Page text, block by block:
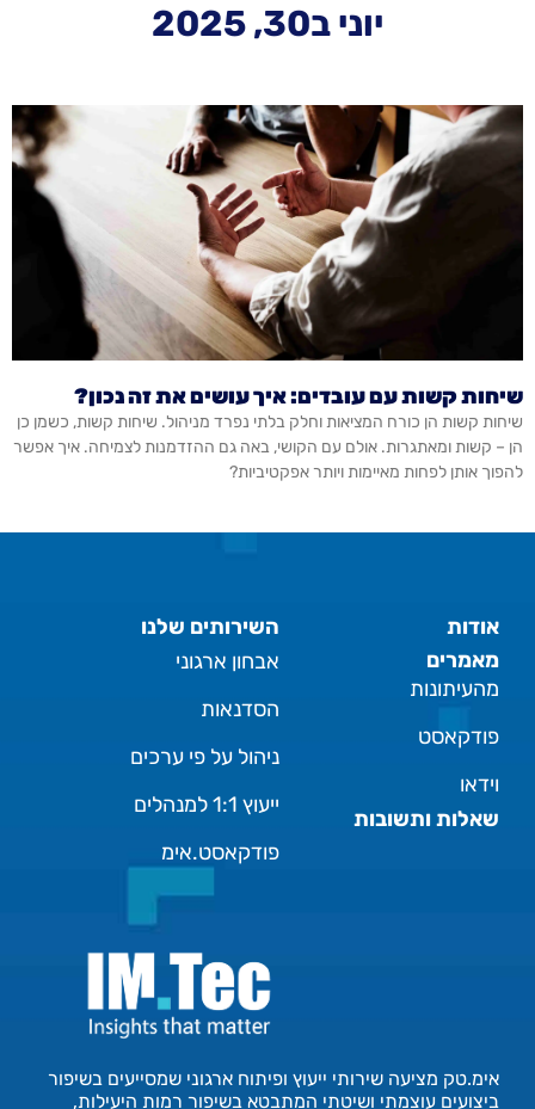
יוני ב30, 2025
שיחות קשות עם עובדים: איך עושים את זה נכון?
שיחות קשות הן כורח המציאות וחלק בלתי נפרד מניהול. שיחות קשות, כשמן כן
הן – קשות ומאתגרות. אולם עם הקושי, באה גם ההזדמנות לצמיחה. איך אפשר
להפוך אותן לפחות מאיימות ויותר אפקטיביות?
אודות
מאמרים
מהעיתונות
פודקאסט
וידאו
שאלות ותשובות
השירותים שלנו
אבחון ארגוני
הסדנאות
ניהול על פי ערכים
ייעוץ 1:1 למנהלים
פודקאסט.אימ
אימ.טק מציעה שירותי ייעוץ ופיתוח ארגוני שמסייעים בשיפור
ביצועים עוצמתי ושיטתי המתבטא בשיפור רמות היעילות,